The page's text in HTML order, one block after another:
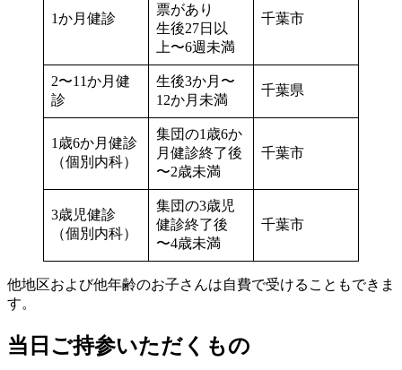
1か月健診
票があり
生後27日以
上〜6週未満
千葉市
2〜11か月健
診
生後3か月〜
12か月未満
千葉県
1歳6か月健診
（個別内科）
集団の1歳6か
月健診終了後
〜2歳未満
千葉市
3歳児健診
（個別内科）
集団の3歳児
健診終了後
〜4歳未満
千葉市
他地区および他年齢のお子さんは自費で受けることもできま
す。
当日ご持参いただくもの